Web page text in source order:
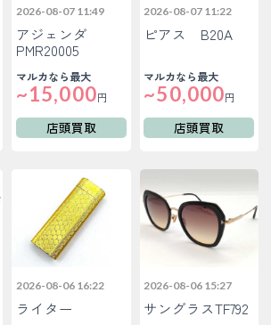
2026-08-07 11:49
アジェンダ
PMR20005
マルカなら最大
~15,000円
店頭買取
2026-08-07 11:22
ピアス B20A
マルカなら最大
~50,000円
店頭買取
2026-08-06 16:22
ライター
2026-08-06 15:27
サングラスTF792